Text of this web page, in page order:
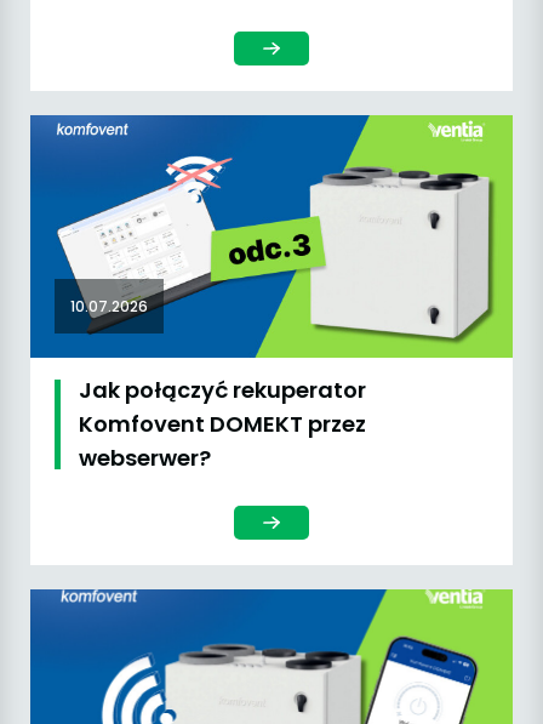
10.07.2026
Jak połączyć rekuperator
Komfovent DOMEKT przez
webserwer?